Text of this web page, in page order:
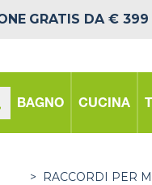
GRATIS DA € 399
BAGNO CUCINA
>
RACCORDI PER